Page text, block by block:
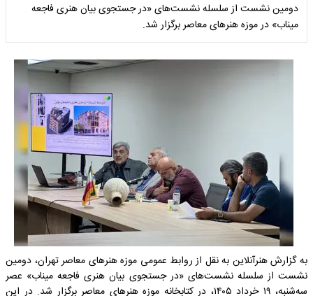
دومین نشست از سلسله‌ نشست‌های «در جستجوی بیان هنری فاجعه
میناب» در موزه هنرهای معاصر برگزار شد.
به گزارش هنرآنلاین به نقل از روابط عمومی موزه هنرهای معاصر تهران، دومین
نشست از سلسله‌ نشست‌های «در جستجوی بیان هنری فاجعه میناب» عصر
سه‌شنبه، ۱۹ خرداد ۱۴۰۵، در کتابخانه موزه هنرهای معاصر برگزار شد. در این